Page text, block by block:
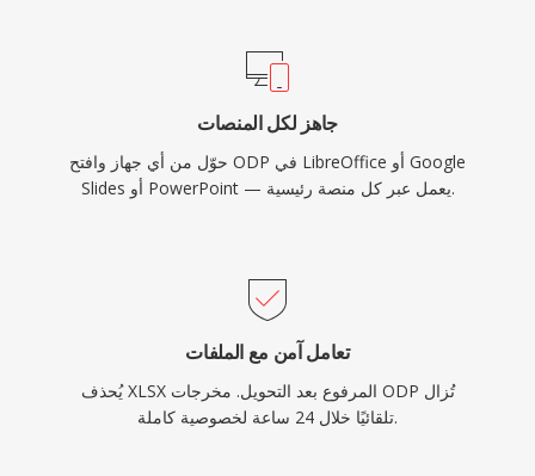
جاهز لكل المنصات
حوّل من أي جهاز وافتح ODP في LibreOffice أو Google
Slides أو PowerPoint — يعمل عبر كل منصة رئيسية.
تعامل آمن مع الملفات
يُحذف XLSX المرفوع بعد التحويل. مخرجات ODP تُزال
تلقائيًا خلال 24 ساعة لخصوصية كاملة.